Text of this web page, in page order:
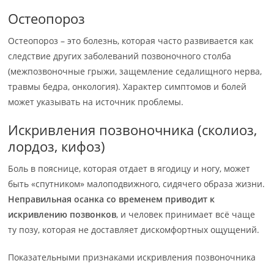
Остеопороз
Остеопороз – это болезнь, которая часто развивается как
следствие других заболеваний позвоночного столба
(межпозвоночные грыжи, защемление седалищного нерва,
травмы бедра, онкология). Характер симптомов и болей
может указывать на источник проблемы.
Искривления позвоночника (сколиоз,
лордоз, кифоз)
Боль в пояснице, которая отдает в ягодицу и ногу, может
быть «спутником» малоподвижного, сидячего образа жизни.
Неправильная осанка со временем приводит к
искривлению позвонков, и человек принимает всё чаще
ту позу, которая не доставляет дискомфортных ощущений.
Показательными признаками искривления позвоночника